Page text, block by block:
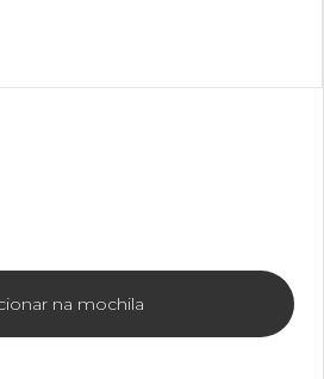
na mochila